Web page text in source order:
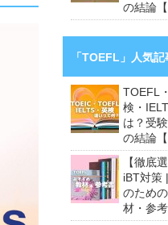
の結論【
「TOEFL」人気記
TOEFL
検・
は？受
の結論【
【徹底
iBT対策
のため
材・参